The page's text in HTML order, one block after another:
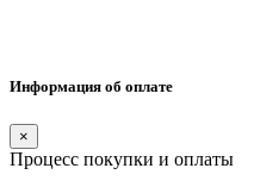
Информация об оплате
×
Процесс покупки и оплаты